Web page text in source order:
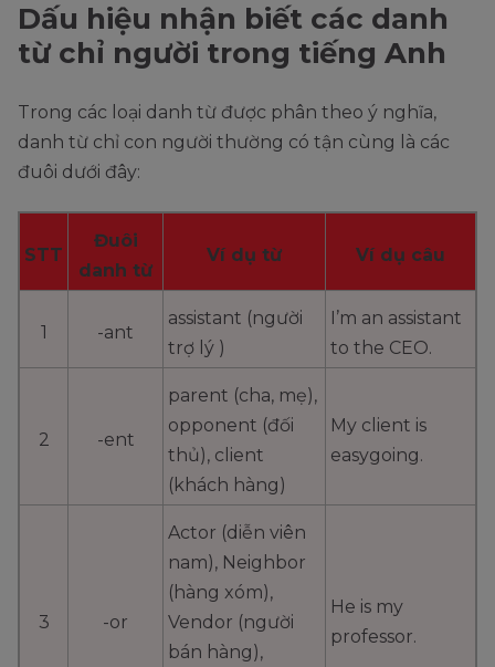
Dấu hiệu nhận biết các danh
từ chỉ người trong tiếng Anh
Trong các loại danh từ được phân theo ý nghĩa,
danh từ chỉ con người thường có tận cùng là các
đuôi dưới đây:
STT
Đuôi
danh từ
Ví dụ từ Ví dụ câu
1 -ant
assistant (người
trợ lý )
I’m an assistant
to the CEO.
2 -ent
parent (cha, mẹ),
opponent (đối
thủ), client
(khách hàng)
My client is
easygoing.
3 -or
Actor (diễn viên
nam), Neighbor
(hàng xóm),
Vendor (người
bán hàng),
He is my
professor.